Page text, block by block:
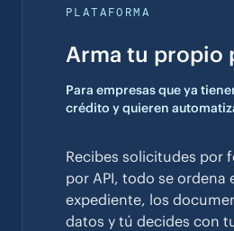
PLATAFORMA
Arma tu propio
Para empresas que ya
crédito y quieren
Recibes solicitudes por
por API, todo se ordena
expediente, los
datos y tú decides con